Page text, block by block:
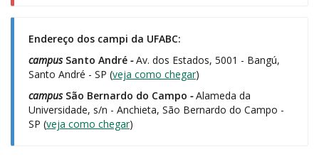
Endereço dos campi da UFABC:
campus Santo André - Av. dos Estados, 5001 - Bangú,
Santo André - SP (veja como chegar)
campus São Bernardo do Campo -Alameda da
Universidade, s/n - Anchieta, São Bernardo do Campo -
SP (veja como chegar)